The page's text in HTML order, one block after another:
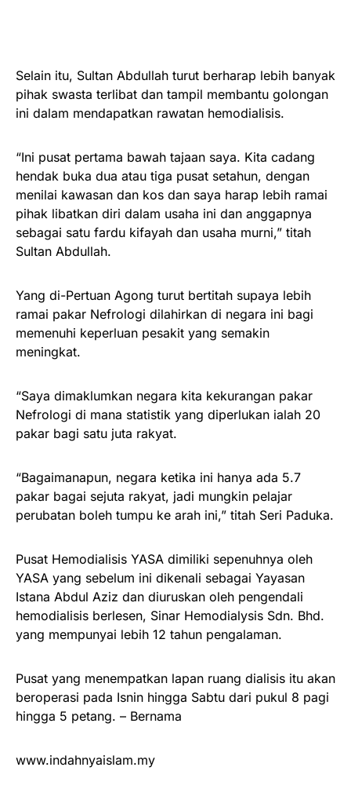
Selain itu, Sultan Abdullah turut berharap lebih banyak
pihak swasta terlibat dan tampil membantu golongan
ini dalam mendapatkan rawatan hemodialisis.
“Ini pusat pertama bawah tajaan saya. Kita cadang
hendak buka dua atau tiga pusat setahun, dengan
menilai kawasan dan kos dan saya harap lebih ramai
pihak libatkan diri dalam usaha ini dan anggapnya
sebagai satu fardu kifayah dan usaha murni,” titah
Sultan Abdullah.
Yang di-Pertuan Agong turut bertitah supaya lebih
ramai pakar Nefrologi dilahirkan di negara ini bagi
memenuhi keperluan pesakit yang semakin
meningkat.
“Saya dimaklumkan negara kita kekurangan pakar
Nefrologi di mana statistik yang diperlukan ialah 20
pakar bagi satu juta rakyat.
“Bagaimanapun, negara ketika ini hanya ada 5.7
pakar bagai sejuta rakyat, jadi mungkin pelajar
perubatan boleh tumpu ke arah ini,” titah Seri Paduka.
Pusat Hemodialisis YASA dimiliki sepenuhnya oleh
YASA yang sebelum ini dikenali sebagai Yayasan
Istana Abdul Aziz dan diuruskan oleh pengendali
hemodialisis berlesen, Sinar Hemodialysis Sdn. Bhd.
yang mempunyai lebih 12 tahun pengalaman.
Pusat yang menempatkan lapan ruang dialisis itu akan
beroperasi pada Isnin hingga Sabtu dari pukul 8 pagi
hingga 5 petang. – Bernama
www.indahnyaislam.my